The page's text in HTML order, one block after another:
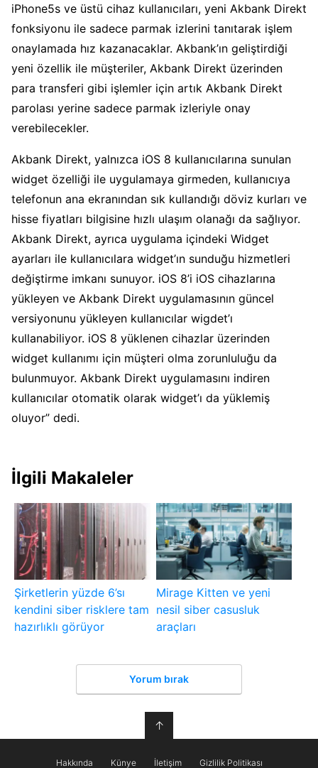
iPhone5s ve üstü cihaz kullanıcıları, yeni Akbank Direkt
fonksiyonu ile sadece parmak izlerini tanıtarak işlem
onaylamada hız kazanacaklar. Akbank’ın geliştirdiği
yeni özellik ile müşteriler, Akbank Direkt üzerinden
para transferi gibi işlemler için artık Akbank Direkt
parolası yerine sadece parmak izleriyle onay
verebilecekler.
Akbank Direkt, yalnızca iOS 8 kullanıcılarına sunulan
widget özelliği ile uygulamaya girmeden, kullanıcıya
telefonun ana ekranından sık kullandığı döviz kurları ve
hisse fiyatları bilgisine hızlı ulaşım olanağı da sağlıyor.
Akbank Direkt, ayrıca uygulama içindeki Widget
ayarları ile kullanıcılara widget’ın sunduğu hizmetleri
değiştirme imkanı sunuyor. iOS 8’i iOS cihazlarına
yükleyen ve Akbank Direkt uygulamasının güncel
versiyonunu yükleyen kullanıcılar wigdet’ı
kullanabiliyor. iOS 8 yüklenen cihazlar üzerinden
widget kullanımı için müşteri olma zorunluluğu da
bulunmuyor. Akbank Direkt uygulamasını indiren
kullanıcılar otomatik olarak widget’ı da yüklemiş
oluyor” dedi.
İlgili Makaleler
Şirketlerin yüzde 6’sı
kendini siber risklere tam
hazırlıklı görüyor
Mirage Kitten ve yeni
nesil siber casusluk
araçları
Yorum bırak
↑
Hakkında Künye İletişim Gizlilik Politikası